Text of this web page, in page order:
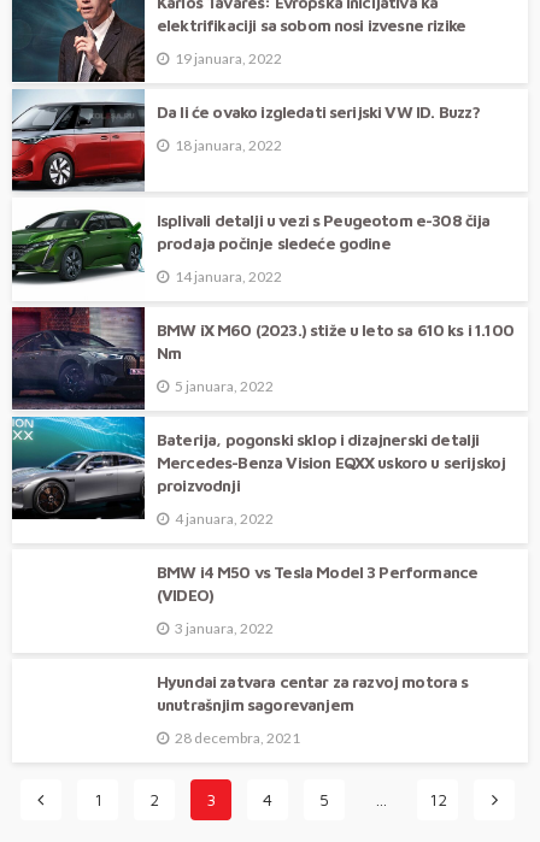
elektrifikaciji sa sobom nosi izvesne rizike
19 januara, 2022
Da li će ovako izgledati serijski VW ID. Buzz?
18 januara, 2022
Isplivali detalji u vezi s Peugeotom e-308 čija
prodaja počinje sledeće godine
14 januara, 2022
BMW iX M60 (2023.) stiže u leto sa 610 ks i 1.100
Nm
5 januara, 2022
Baterija, pogonski sklop i dizajnerski detalji
Mercedes-Benza Vision EQXX uskoro u serijskoj
proizvodnji
4 januara, 2022
BMW i4 M50 vs Tesla Model 3 Performance
(VIDEO)
3 januara, 2022
Hyundai zatvara centar za razvoj motora s
unutrašnjim sagorevanjem
28 decembra, 2021
1 2 3 4 5 12